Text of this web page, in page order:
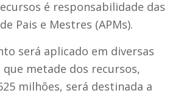
é responsabilidade das
Pais e Mestres (APMs).
será aplicado em diversas
que metade dos recursos,
milhões, será destinada a